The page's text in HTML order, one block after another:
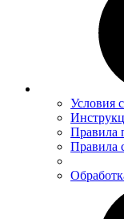
Условия
Правила
Правила